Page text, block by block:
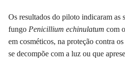
Os resultados do piloto indicaram as
fungo Penicillium echinulatumcom
em cosméticos, na proteção contra
se decompõe com a luz ou que